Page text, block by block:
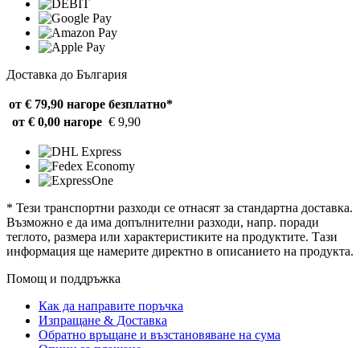
Доставка до България
от € 79,90 нагоре безплатно*
от € 0,00 нагоре € 9,90
* Тези транспортни разходи се отнасят за стандартна доставка.
Възможно е да има допълнителни разходи, напр. поради
теглото, размера или характеристиките на продуктите. Тази
информация ще намерите директно в описанието на продукта.
Помощ и поддръжка
Как да направите поръчка
Изпращане & Доставка
Обратно връщане и възстановяване на сума